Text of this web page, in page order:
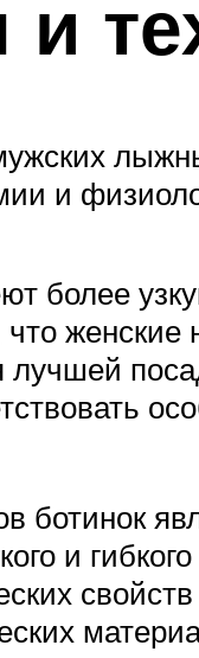
и
более
ботинок
и